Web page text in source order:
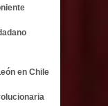
en Chile